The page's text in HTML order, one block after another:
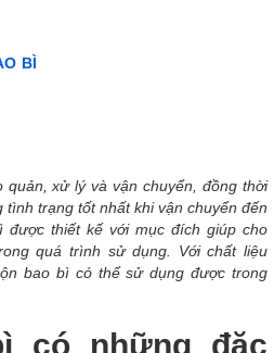
BÌ
quản, xử lý và vận chuyển, đồng thời
trạng tốt nhất khi vận chuyển đến
được thiết kế với mục đích giúp cho
quá trình sử dụng. Với chất liệu
bao bì có thể sử dụng được trong
có những đặc